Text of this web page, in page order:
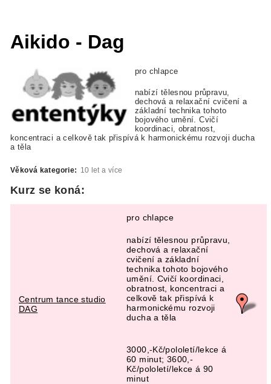
Aikido - Dag
pro chlapce
nabízí tělesnou průpravu,
dechová a relaxační cvičení a
základní technika tohoto
bojového umění. Cvičí
koordinaci, obratnost,
koncentraci a celkově tak přispívá k harmonickému rozvoji ducha
a těla
Věková kategorie: 10 let a více
Kurz se koná:
Centrum tance studio
DAG
pro chlapce
nabízí tělesnou průpravu,
dechová a relaxační
cvičení a základní
technika tohoto bojového
umění. Cvičí koordinaci,
obratnost, koncentraci a
celkově tak přispívá k
harmonickému rozvoji
ducha a těla
3000,-Kč/pololetí/lekce á
60 minut; 3600,-
Kč/pololetí/lekce á 90
minut